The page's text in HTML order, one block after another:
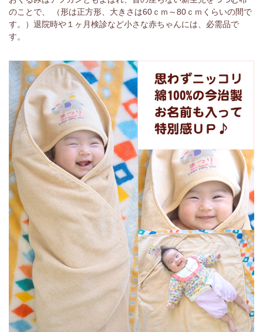
のことで、 （形は正方形、大きさは60ｃｍ～80ｃｍくらいの間で
す。）退院時や１ヶ月検診など小さな赤ちゃんには、必需品で
す。